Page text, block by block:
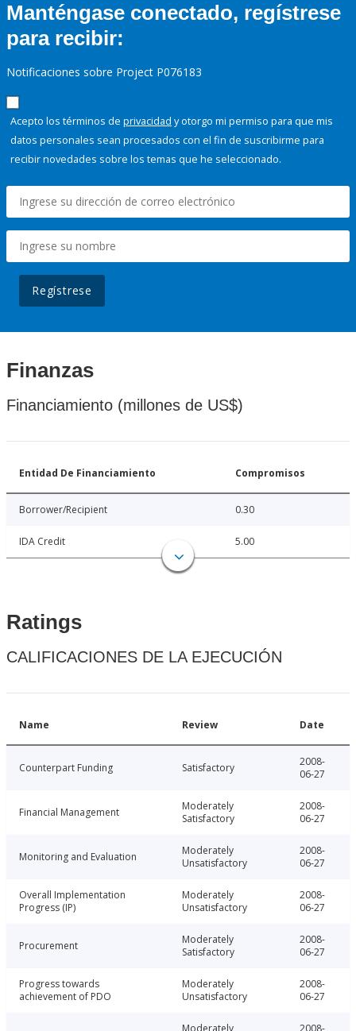
Manténgase conectado, regístrese
para recibir:
Notificaciones sobre Project P076183
Acepto los términos de privacidad y otorgo mi permiso para que mis
datos personales sean procesados con el fin de suscribirme para
recibir novedades sobre los temas que he seleccionado.
Regístrese
Finanzas
Financiamiento (millones de US$)
Entidad De Financiamiento Compromisos
Borrower/Recipient 0.30
IDA Credit 5.00
Ratings
CALIFICACIONES DE LA EJECUCIÓN
Name Review Date
Counterpart Funding Satisfactory
2008-
06-27
Financial Management
Moderately
Satisfactory
2008-
06-27
Monitoring and Evaluation
Moderately
Unsatisfactory
2008-
06-27
Overall Implementation
Progress (IP)
Moderately
Unsatisfactory
2008-
06-27
Procurement
Moderately
Satisfactory
2008-
06-27
Progress towards
achievement of PDO
Moderately
Unsatisfactory
2008-
06-27